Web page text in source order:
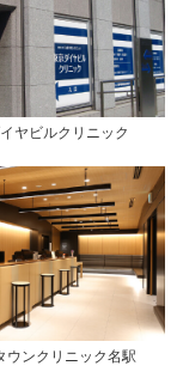
ヤビルクリニック
ウンクリニック名駅